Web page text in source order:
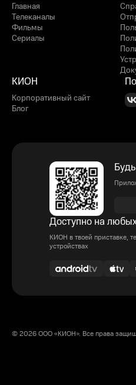
Главная
Телеканалы
Фильмы
Сериалы
КИОН
Корпоративный сайт
Блог
Доступно на
КИОН в твоей приставке,
устройствах
© 2026 ООО «КИОН». Все права